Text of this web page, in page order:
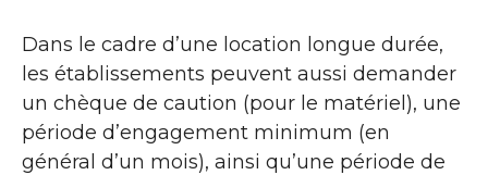
Dans le cadre d’une location longue durée,
les établissements peuvent aussi demander
un chèque de caution (pour le matériel), une
période d’engagement minimum (en
général d’un mois), ainsi qu’une période de